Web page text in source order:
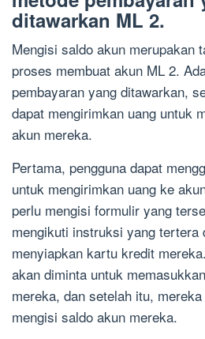
ditawarkan ML 2.
Mengisi saldo akun merupakan
proses membuat akun ML 2.
pembayaran yang ditawarkan,
dapat mengirimkan uang untuk
akun mereka.
Pertama, pengguna dapat
untuk mengirimkan uang ke
perlu mengisi formulir yang
mengikuti instruksi yang tertera
menyiapkan kartu kredit
akan diminta untuk
mereka, dan setelah itu,
mengisi saldo akun mereka.